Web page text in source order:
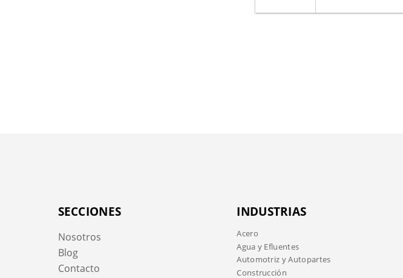
SECCIONES
Nosotros
Blog
Contacto
INDUSTRIAS
Acero
Agua y Efluentes
Automotriz y Autopartes
Construcción